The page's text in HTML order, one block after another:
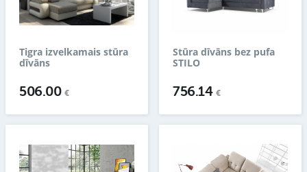
Tigra izvelkamais stūra
dīvāns
506.00€
Stūra dīvāns bez pufa
STILO
756.14€